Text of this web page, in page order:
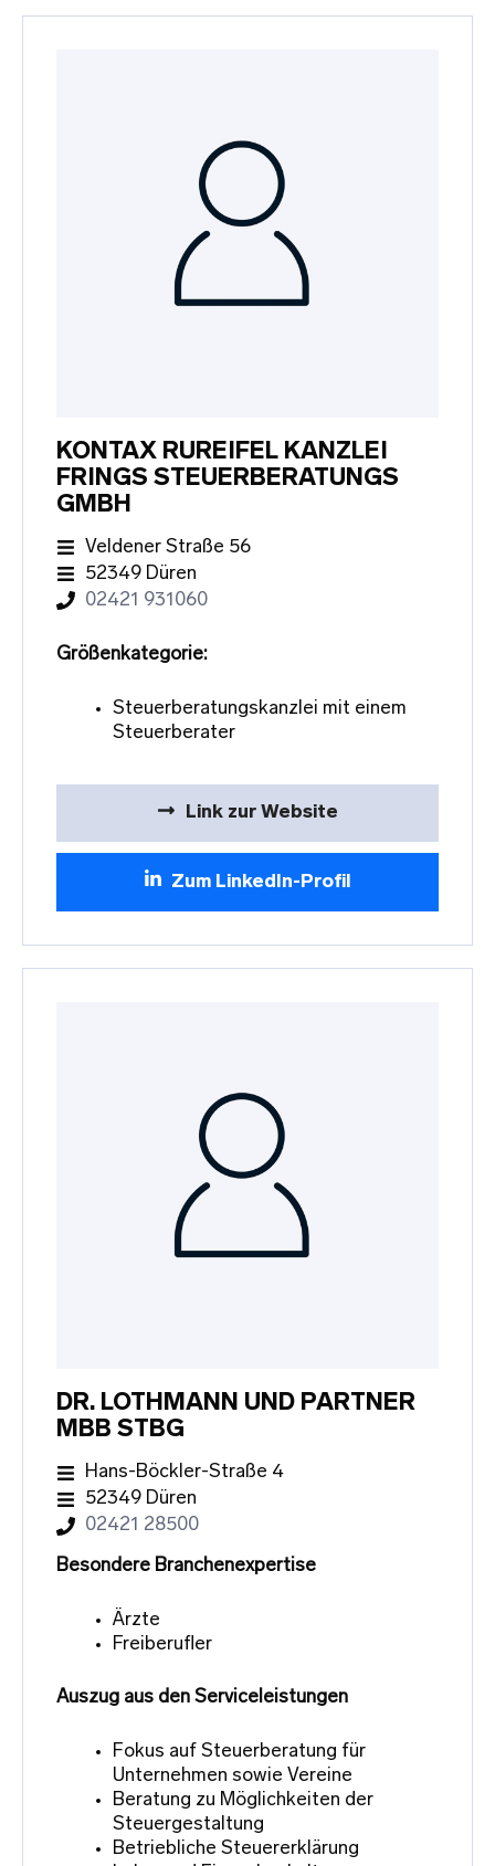
KONTAX RUREIFEL KANZLEI
FRINGS STEUERBERATUNGS
GMBH
Veldener Straße 56
52349 Düren
02421 931060
Größenkategorie:
Steuerberatungskanzlei mit einem
Steuerberater
Link zur Website
Zum LinkedIn-Profil
DR. LOTHMANN UND PARTNER
MBB STBG
Hans-Böckler-Straße 4
52349 Düren
02421 28500
Besondere Branchenexpertise
Ärzte
Freiberufler
Auszug aus den Serviceleistungen
Fokus auf Steuerberatung für
Unternehmen sowie Vereine
Beratung zu Möglichkeiten der
Steuergestaltung
Betriebliche Steuererklärung